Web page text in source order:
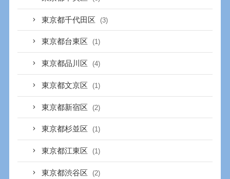
東京都千代田区 (3)
東京都台東区 (1)
東京都品川区 (4)
東京都文京区 (1)
東京都新宿区 (2)
東京都杉並区 (1)
東京都江東区 (1)
東京都渋谷区 (2)